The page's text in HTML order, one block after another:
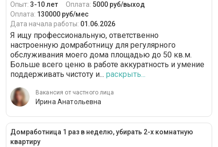
Опыт: 3-10 лет Оплата: 5000 руб/выход
Оплата: 130000 руб/мес
Дата начала работы: 01.06.2026
Я ищу профессиональную, ответственно
настроенную домработницу для регулярного
обслуживания моего дома площадью до 50 кв.м.
Больше всего ценю в работе аккуратность и умение
поддерживать чистоту и... раскрыть...
Вакансия от частного лица
Ирина Анатольевна
Домработница 1 раз в неделю, убирать 2-х комнатную
квартиру